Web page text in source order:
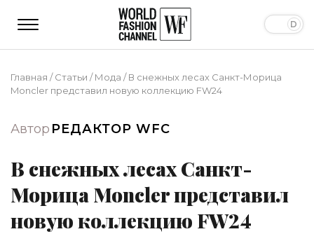
Главная /Статьи /Мода /В снежных лесах Санкт-Морица
Moncler представил новую коллекцию FW24
Автор РЕДАКТОР WFC
В снежных лесах Санкт-
Морица Moncler представил
новую коллекцию FW24